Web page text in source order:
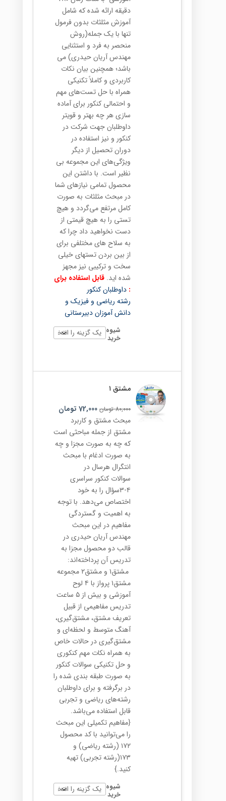
دقیقه ارائه شده که شامل
آموزش مثلثات بدون فرمول
تنها با یک جمله(روش
منحصر به فرد و استثنایی
مهندس آریان حیدری) می
باشد؛ همچنین بیان نکات
کاربردی و کاملا‍ً تکنیکی
همراه با حل تست‌های مهم
و احتمالی کنکور برای آماده
سازی هر چه بهتر و قویتر
داوطلبان جهت شرکت در
کنکور و نیز استفاده در
دوران تحصیل از دیگر
ویژگی‌های این مجموعه بی
نظیر است. با داشتن این
محصول تمامی نیازهای شما
در مبحث مثلثات به صورت
کامل مرتفع می‌گردد و هیچ
تستی را به هیچ قیمتی از
دست نخواهید داد چرا که
به سلاح های مختلفی برای
از بین بردن تستهای خیلی
سخت و ترکیبی نیز مجهز
شده اید. قابل استفاده برای
: داوطلبان کنکور
رشته ریاضی و فیزیک و
دانش آموزان دبیرستانی
شیوه
خرید
مشتق ۱
80,000 تومان 72,000 تومان
مبحث مشتق و کاربرد
مشتق از جمله مباحثی است
که چه به صورت مجزا و چه
به صورت ادغام با مبحث
انتگرال هرسال در
سوالات کنکور سراسری
۴-۳سؤال را به خود
اختصاص می‌دهد. با توجه
به اهمیت و گستردگی
مفاهیم در این مبحث
مهندس آریان حیدری در
قالب دو محصول مجزا به
تدریس آن پرداخته‌اند:
مشتق۱ و مشتق۲ مجموعه
مشتق۱ پرواز با ۴ لوح
آموزشی و بیش از ۵ ساعت
تدریس مفاهیمی از قبیل
تعریف مشتق، مشتق‌گیری،
آهنگ متوسط و لحظه‌ای و
مشتق‌گیری در حالات خاص
به همراه نکات مهم کنکوری
و حل تکنیکی سوالات کنکور
به صورت طبقه بندی شده را
در برگرفته و برای داوطلبان
رشته‌های ریاضی و تجربی
قابل استفاده می‌باشد.
{مفاهیم تکمیلی این مبحث
را می‌توانید با کد محصول
۱۷۲ (رشته ریاضی) و
۱۷۳(رشته تجربی) تهیه
کنید.}
شیوه
خرید